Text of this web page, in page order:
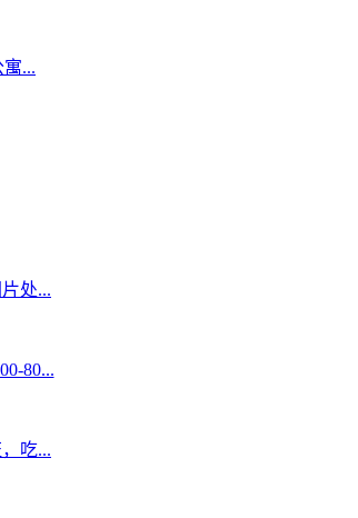
...
处...
80...
吃...